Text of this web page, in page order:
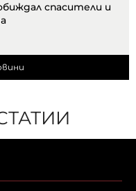
спасители и